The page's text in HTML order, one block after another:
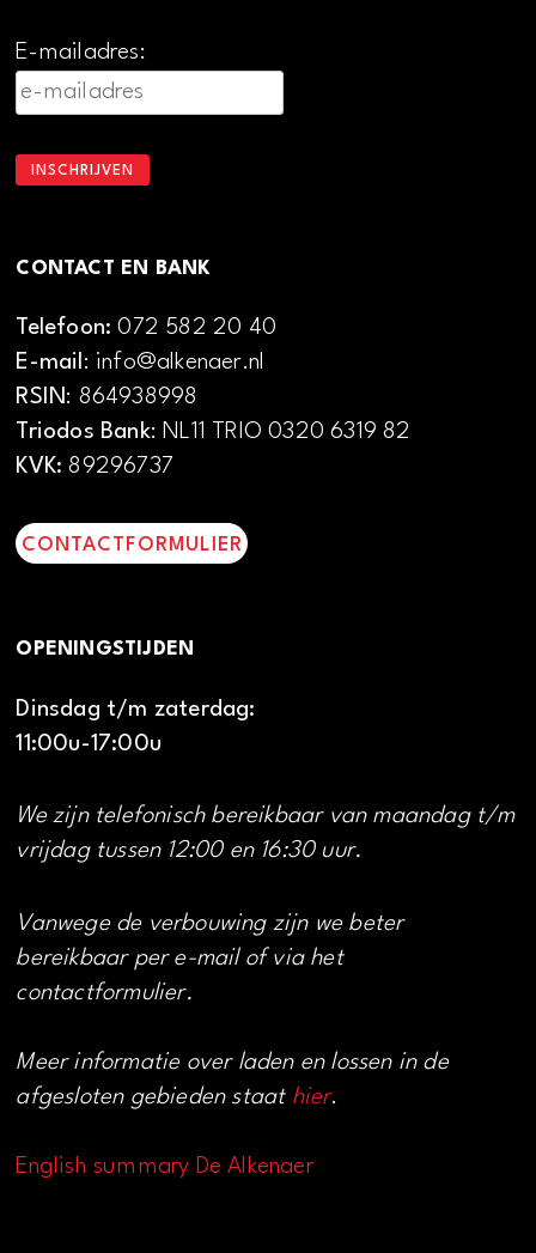
E-mailadres:
CONTACT EN BANK
Telefoon:072 582 20 40
E-mail: info@alkenaer.nl
RSIN: 864938998
Triodos Bank: NL11 TRIO 0320 6319 82
KVK: 89296737
CONTACTFORMULIER
OPENINGSTIJDEN
Dinsdag t/m zaterdag:
11:00u-17:00u
We zijn telefonisch bereikbaar van maandag t/m
vrijdag tussen 12:00 en 16:30 uur.
Vanwege de verbouwing zijn we beter
bereikbaar per e-mail of via het
contactformulier.
Meer informatie over laden en lossen in de
afgesloten gebieden staat hier.
English summary De Alkenaer